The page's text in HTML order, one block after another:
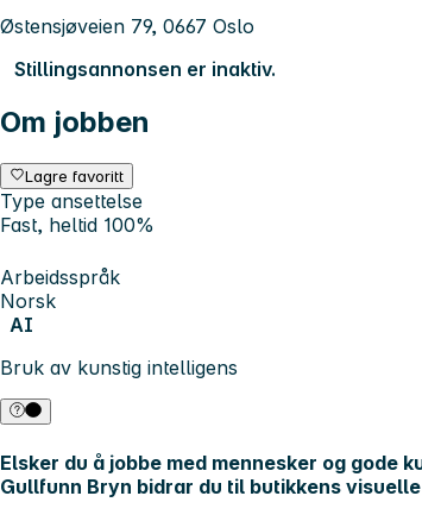
Østensjøveien 79, 0667 Oslo
Stillingsannonsen er inaktiv.
Om jobben
Lagre favoritt
Type ansettelse
Fast, heltid 100%
Arbeidsspråk
Norsk
AI
Bruk av kunstig intelligens
Elsker du å jobbe med mennesker og gode
Gullfunn Bryn bidrar du til butikkens